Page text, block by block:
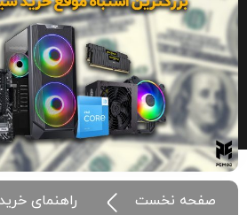
صفحه نخست
راهنمای